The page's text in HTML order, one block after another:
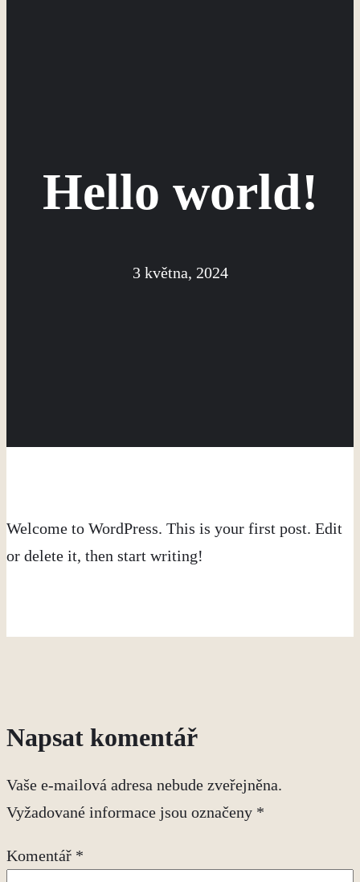
Hello world!
3 května, 2024
Welcome to WordPress. This is your first post. Edit
or delete it, then start writing!
Napsat komentář
Vaše e-mailová adresa nebude zveřejněna.
Vyžadované informace jsou označeny *
Komentář *